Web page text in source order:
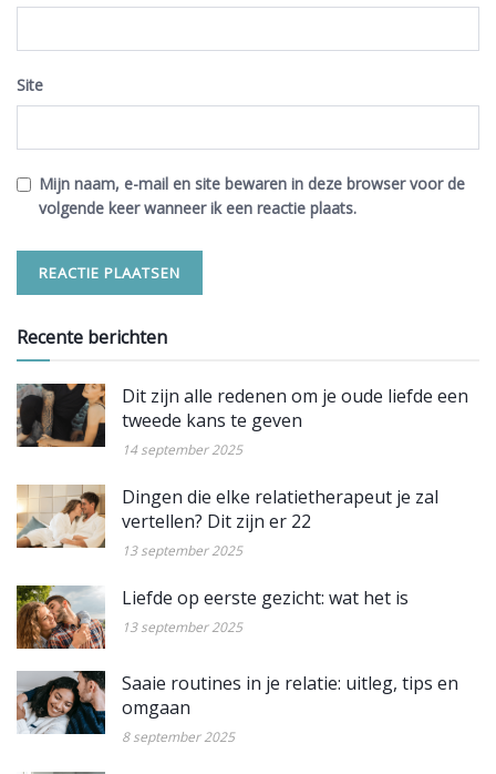
Site
Mijn naam, e-mail en site bewaren in deze browser voor de
volgende keer wanneer ik een reactie plaats.
Recente berichten
Dit zijn alle redenen om je oude liefde een
tweede kans te geven
14 september 2025
Dingen die elke relatietherapeut je zal
vertellen? Dit zijn er 22
13 september 2025
Liefde op eerste gezicht: wat het is
13 september 2025
Saaie routines in je relatie: uitleg, tips en
omgaan
8 september 2025